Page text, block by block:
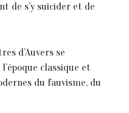
de s’y suicider et de
d’Auvers se
classique et
du fauvisme, du